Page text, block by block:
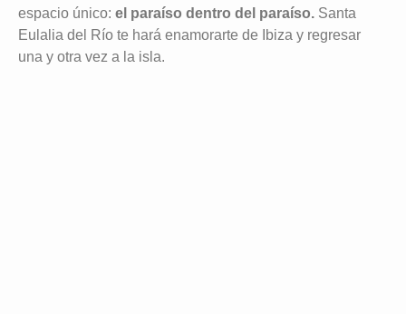
espacio único: el paraíso dentro del paraíso. Santa
Eulalia del Río te hará enamorarte de Ibiza y regresar
una y otra vez a la isla.